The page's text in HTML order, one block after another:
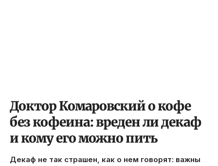
Доктор Комаровский о кофе
без кофеина: вреден ли декаф
и кому его можно пить
Декаф не так страшен, как о нем говорят: важны